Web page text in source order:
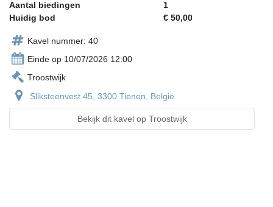
Aantal biedingen
1
Huidig bod
€ 50,00
Kavel nummer: 40
Einde op 10/07/2026 12:00
Troostwijk
Sliksteenvest 45, 3300 Tienen, België
Bekijk dit kavel op Troostwijk